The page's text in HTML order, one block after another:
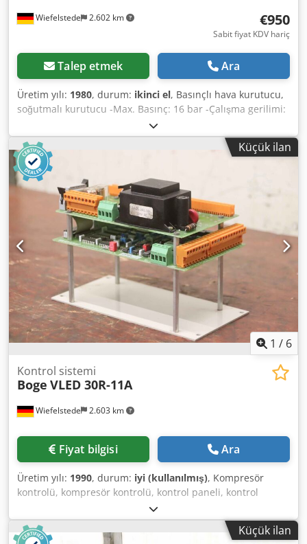
dik, altı monte
Wiefelstede 2.602 km €950
Sabit fiyat KDV hariç
Talep etmek Ara
Üretim yılı: 1980, durum: ikinci el, Basınçlı hava kurutucu,
soğutmalı kurutucu -Max. Basınç: 16 bar -Çalışma gerilimi:
380 V -Boyutlar: 1050/950 / H1770 mm -Ağırlık: 556 kg
Dedpsckgivjfx Adlokr
Küçük ilan
1 / 6
Wiefelstede 2.603 km
Kontrol sistemi
Boge VLED 30R-11A
Fiyat bilgisi Ara
Üretim yılı: 1990, durum: iyi (kullanılmış), Kompresör
kontrolü, kompresör kontrolü, kontrol paneli, kontrol
kutusu, kontrol ünitesi Djdpfx Adsvpfh Tslokr -Üretici:
Boge, VLED 30R-11A tipi vidalı kompresörden kompresör
kontrolü -Bireysel bileşenler: fotoğraflara bakın -Boyutlar:
Küçük ilan